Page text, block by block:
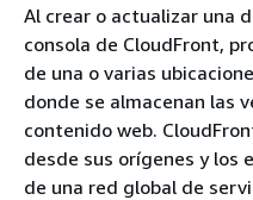
Al crear o actualizar una
consola de CloudFront,
de una o varias
donde se almacenan las
contenido web.
desde sus orígenes y los
de una red global de